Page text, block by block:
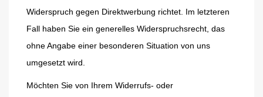
Widerspruch gegen Direktwerbung richtet. Im letzteren
Fall haben Sie ein generelles Widerspruchsrecht, das
ohne Angabe einer besonderen Situation von uns
umgesetzt wird.
Möchten Sie von Ihrem Widerrufs- oder